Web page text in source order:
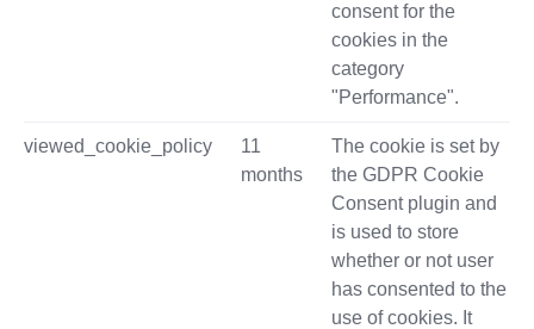
consent for the
cookies in the
category
"Performance".
viewed_cookie_policy
11
months
The cookie is set by
the GDPR Cookie
Consent plugin and
is used to store
whether or not user
has consented to the
use of cookies. It